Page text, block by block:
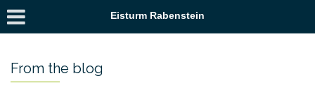
Eisturm Rabenstein
From the blog